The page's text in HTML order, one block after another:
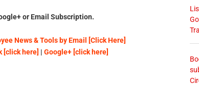
or Email Subscription.
News & Tools by Email [Click Here]
[click here] | Google+ [click here]